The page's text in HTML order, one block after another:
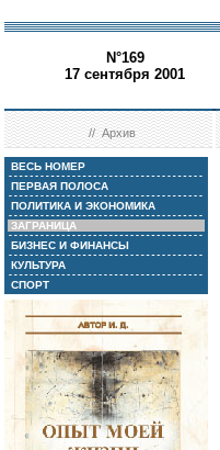
N°169
17 сентября 2001
//Архив
ВЕСЬ НОМЕР
ПЕРВАЯ ПОЛОСА
ПОЛИТИКА И ЭКОНОМИКА
ЗАГРАНИЦА
БИЗНЕС И ФИНАНСЫ
КУЛЬТУРА
СПОРТ